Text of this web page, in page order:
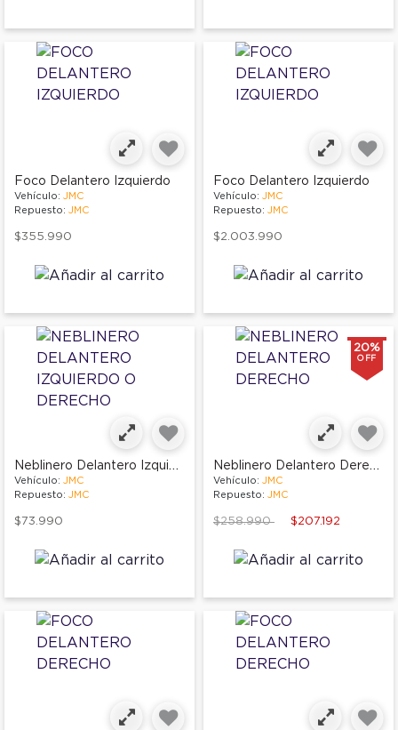
Foco Delantero Izquierdo
Vehículo: JMC
Repuesto: JMC
$355.990
Foco Delantero Izquierdo
Vehículo: JMC
Repuesto: JMC
$2.003.990
Neblinero Delantero Izquierdo O Derecho
Vehículo: JMC
Repuesto: JMC
$73.990
20%
OFF
Neblinero Delantero Derecho
Vehículo: JMC
Repuesto: JMC
Price reduced from
$258.990to $207.192